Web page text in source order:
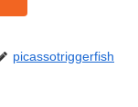
picassotriggerfish